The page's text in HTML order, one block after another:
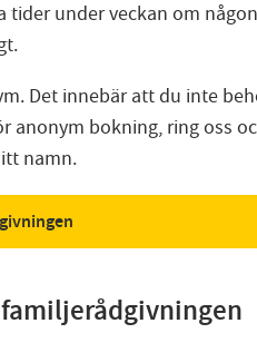
tider under veckan om
Det innebär att du inte
anonym bokning, ring oss
namn.